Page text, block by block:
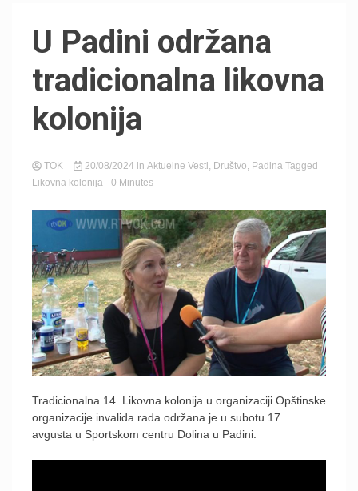
U Padini održana
tradicionalna likovna
kolonija
TOK 20/08/2024 in Aktuelne Vesti, Društvo, Padina Tagged
Likovna kolonija - 0 Minutes
Tradicionalna 14. Likovna kolonija u organizaciji Opštinske
organizacije invalida rada održana je u subotu 17.
avgusta u Sportskom centru Dolina u Padini.